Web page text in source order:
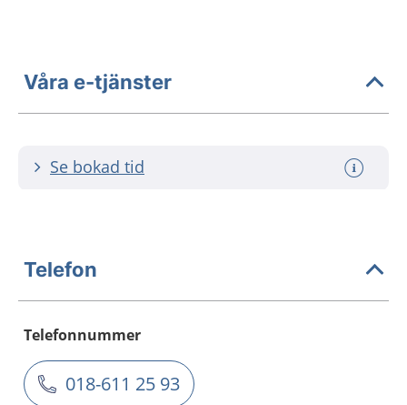
Våra e-tjänster
Se bokad tid
Telefon
Telefonnummer
018-611 25 93